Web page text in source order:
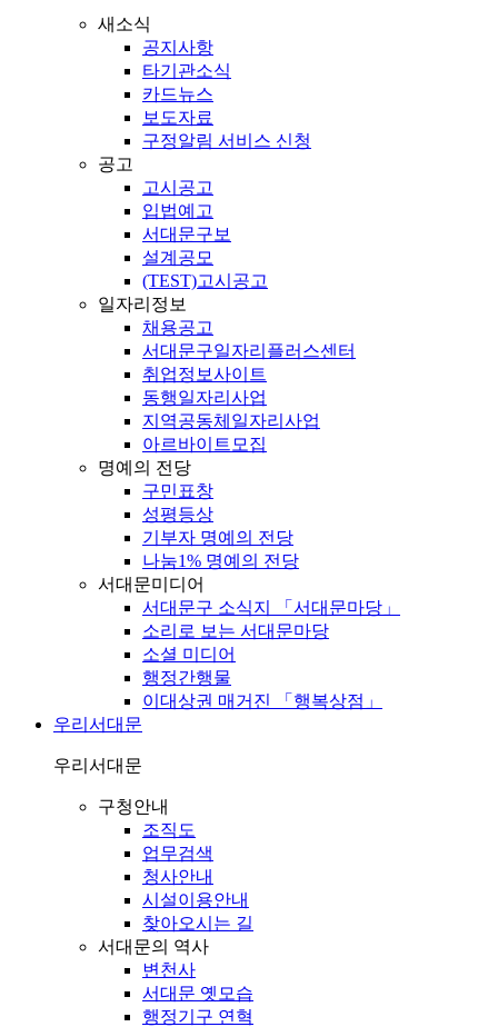
새소식
공지사항
타기관소식
카드뉴스
보도자료
구정알림 서비스 신청
공고
고시공고
입법예고
서대문구보
설계공모
(TEST)고시공고
일자리정보
채용공고
서대문구일자리플러스센터
취업정보사이트
동행일자리사업
지역공동체일자리사업
아르바이트모집
명예의 전당
구민표창
성평등상
기부자 명예의 전당
나눔1% 명예의 전당
서대문미디어
서대문구 소식지 「서대문마당」
소리로 보는 서대문마당
소셜 미디어
행정간행물
이대상권 매거진 「행복상점」
우리서대문
우리서대문
구청안내
조직도
업무검색
청사안내
시설이용안내
찾아오시는 길
서대문의 역사
변천사
서대문 옛모습
행정기구 연혁